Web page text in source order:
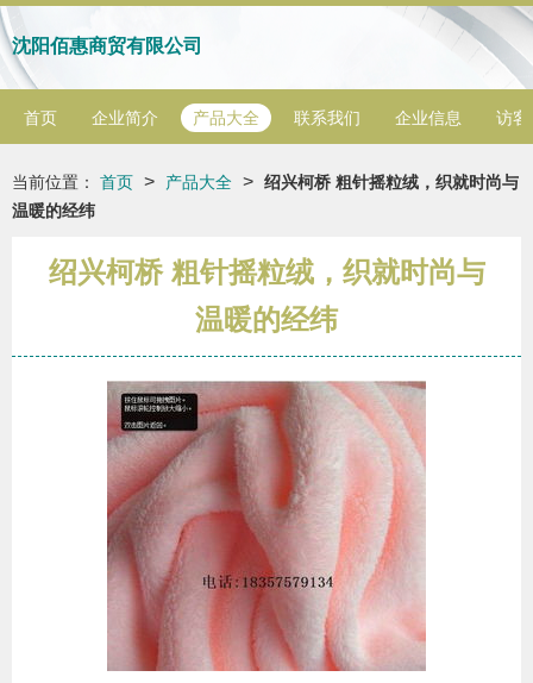
沈阳佰惠商贸有限公司
首页 企业简介 产品大全 联系我们 企业信息 访客
当前位置： 首页 > 产品大全 > 绍兴柯桥 粗针摇粒绒，织就时尚与
温暖的经纬
绍兴柯桥 粗针摇粒绒，织就时尚与
温暖的经纬